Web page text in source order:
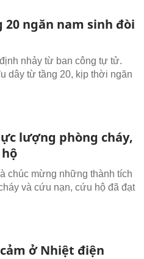
ngăn nam sinh đòi
nhảy từ ban công tự tử.
dây từ tầng 20, kịp thời ngăn
lượng phòng cháy,
chúc mừng những thành tích
và cứu nạn, cứu hộ đã đạt
ở Nhiệt điện